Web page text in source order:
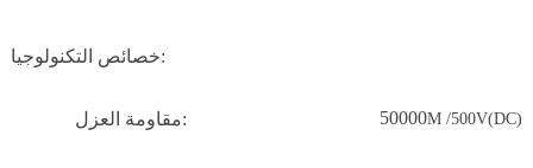
خصائص التكنولوجيا:
مقاومة العزل: 50000M /500V(DC)